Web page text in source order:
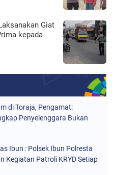
Giat
kepada
di Toraja, Pengamat:
Penyelenggara Bukan
Ibun : Polsek Ibun Polresta
Kegiatan Patroli KRYD Setiap